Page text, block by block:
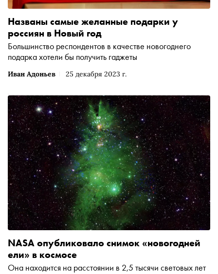
Иван Адоньев 25 декабря 2023 г.
Названы самые желанные подарки у
россиян в Новый год
Большинство респондентов в качестве новогоднего
подарка хотели бы получить гаджеты
NASA опубликовало снимок «новогодней
ели» в космосе
Она находится на расстоянии в 2,5 тысячи световых лет